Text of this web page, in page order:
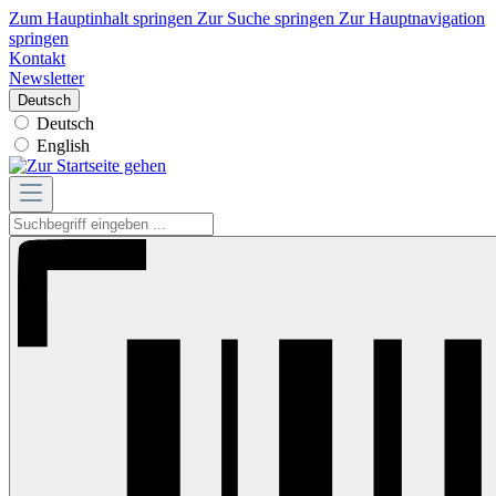
Zum Hauptinhalt springen Zur Suche springen Zur Hauptnavigation
springen
Kontakt
Newsletter
Deutsch
Deutsch
English